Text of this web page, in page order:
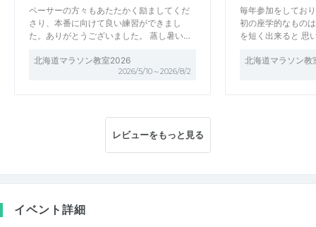
ペーサーの方々もあたたかく励ましてくだ
さり、本番に向けて良い練習ができまし
た。ありがとうございました。 蒸し暑い…
北海道マラソン教室2026
2026/5/10～2026/8/2
毎年参加をしてお
初の座学的なもの
を短く出来ると 思
北海道マラソン教
レビューをもっと見る
イベント詳細